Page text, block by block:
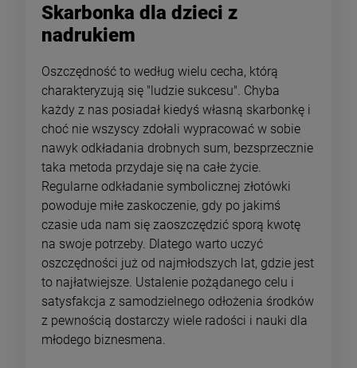
Skarbonka dla dzieci z
nadrukiem
Oszczędność to według wielu cecha, którą
charakteryzują się "ludzie sukcesu". Chyba
każdy z nas posiadał kiedyś własną skarbonkę i
choć nie wszyscy zdołali wypracować w sobie
nawyk odkładania drobnych sum, bezsprzecznie
taka metoda przydaje się na całe życie.
Regularne odkładanie symbolicznej złotówki
powoduje miłe zaskoczenie, gdy po jakimś
czasie uda nam się zaoszczędzić sporą kwotę
na swoje potrzeby. Dlatego warto uczyć
oszczędności już od najmłodszych lat, gdzie jest
to najłatwiejsze. Ustalenie pożądanego celu i
satysfakcja z samodzielnego odłożenia środków
z pewnością dostarczy wiele radości i nauki dla
młodego biznesmena.